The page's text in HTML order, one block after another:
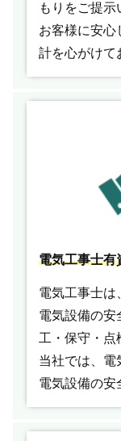
もりをご提示
お客様に安心
計を心がけて
電気工事士有
電気工事士は
電気設備の
工・保守・点
当社では、電
電気設備の安